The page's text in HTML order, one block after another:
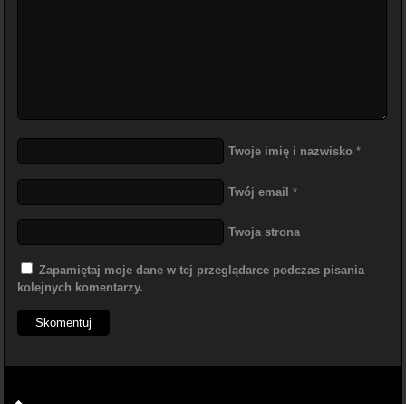
Twoje imię i nazwisko *
Twój email *
Twoja strona
Zapamiętaj moje dane w tej przeglądarce podczas pisania
kolejnych komentarzy.